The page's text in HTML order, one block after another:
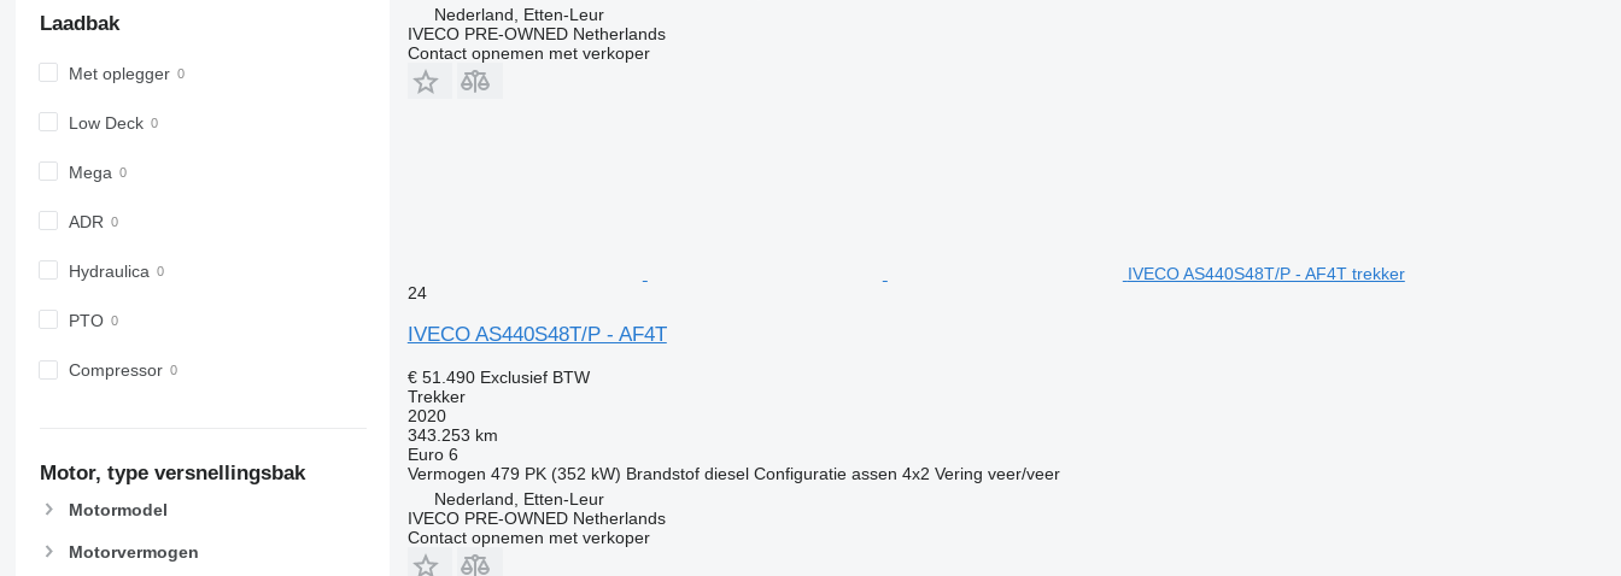
Laadbak
Met oplegger
Low Deck
Mega
ADR
Hydraulica
PTO
Compressor
Motor, type versnellingsbak
Motormodel
Motorvermogen
Nederland, Etten-Leur
IVECO PRE-OWNED Netherlands
Contact opnemen met verkoper
IVECO AS440S48T/P - AF4T trekker
24
IVECO AS440S48T/P - AF4T
€ 51.490 Exclusief BTW
Trekker
2020
343.253 km
Euro 6
Vermogen 479 PK (352 kW) Brandstof diesel Configuratie assen 4x2 Vering veer/veer
Nederland, Etten-Leur
IVECO PRE-OWNED Netherlands
Contact opnemen met verkoper